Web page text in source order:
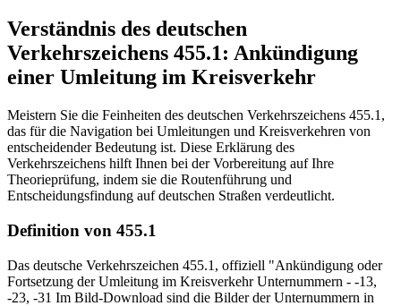
Verständnis des deutschen
Verkehrszeichens 455.1: Ankündigung
einer Umleitung im Kreisverkehr
Meistern Sie die Feinheiten des deutschen Verkehrszeichens 455.1,
das für die Navigation bei Umleitungen und Kreisverkehren von
entscheidender Bedeutung ist. Diese Erklärung des
Verkehrszeichens hilft Ihnen bei der Vorbereitung auf Ihre
Theorieprüfung, indem sie die Routenführung und
Entscheidungsfindung auf deutschen Straßen verdeutlicht.
Definition von 455.1
Das deutsche Verkehrszeichen 455.1, offiziell "Ankündigung oder
Fortsetzung der Umleitung im Kreisverkehr Unternummern - -13,
-23, -31 Im Bild-Download sind die Bilder der Unternummern in